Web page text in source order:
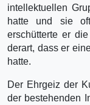
intellektuellen
hatte und sie
erschütterte er
derart, dass er
hatte.
Der Ehrgeiz der
der bestehenden